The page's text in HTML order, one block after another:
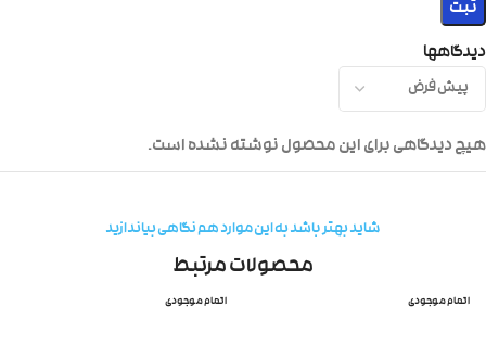
دیدگاهها
هیچ دیدگاهی برای این محصول نوشته نشده است.
شاید بهتر باشد به این موارد هم نگاهی بیاندازید
محصولات مرتبط
اتمام موجودی اتمام موجودی